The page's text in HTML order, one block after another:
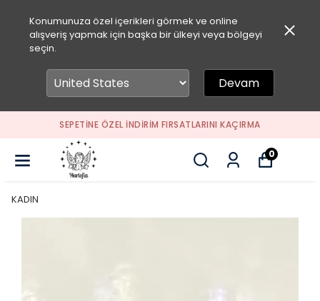
Konumunuza özel içerikleri görmek ve online
alışveriş yapmak için başka bir ülkeyi veya bölgeyi
seçin.
Devam
SEPETİNE ÖZEL İNDİRİM FIRSATLARINI KAÇIRMA
0
KADIN